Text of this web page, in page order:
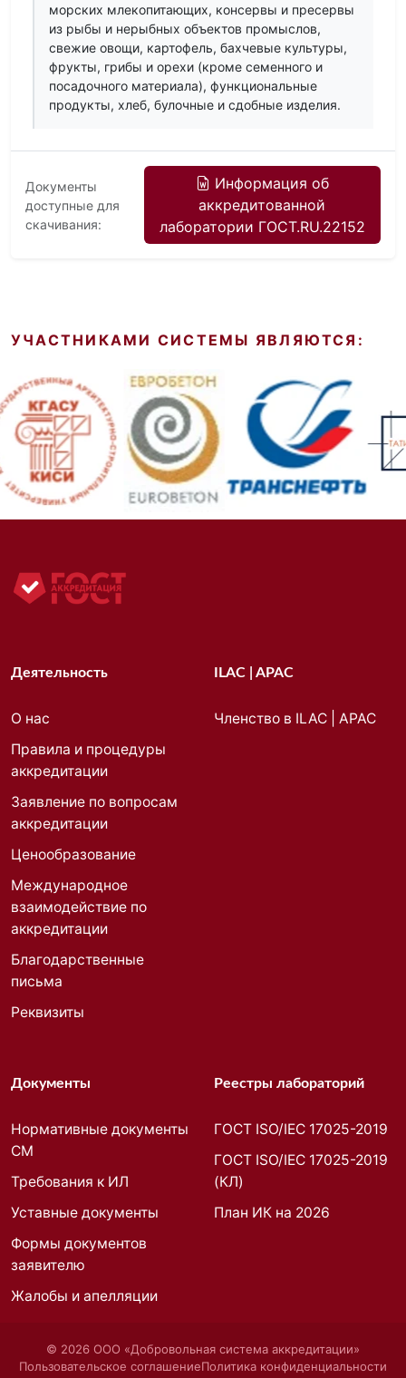
морских млекопитающих, консервы и пресервы
из рыбы и нерыбных объектов промыслов,
свежие овощи, картофель, бахчевые культуры,
фрукты, грибы и орехи (кроме семенного и
посадочного материала), функциональные
продукты, хлеб, булочные и сдобные изделия.
Документы
доступные для
скачивания:
Информация об
аккредитованной
лаборатории ГОСТ.RU.22152
УЧАСТНИКАМИ СИСТЕМЫ ЯВЛЯЮТСЯ:
Деятельность
О нас
Правила и процедуры
аккредитации
Заявление по вопросам
аккредитации
Ценообразование
Международное
взаимодействие по
аккредитации
Благодарственные
письма
Реквизиты
ILAC | APAC
Членство в ILAC | APAC
Документы
Нормативные документы
СМ
Требования к ИЛ
Уставные документы
Формы документов
заявителю
Жалобы и апелляции
Реестры лабораторий
ГОСТ ISO/IEC 17025-2019
ГОСТ ISO/IEC 17025-2019
(КЛ)
План ИК на 2026
© 2026 ООО «Добровольная система аккредитации»
Пользовательское соглашениеПолитика конфиденциальности